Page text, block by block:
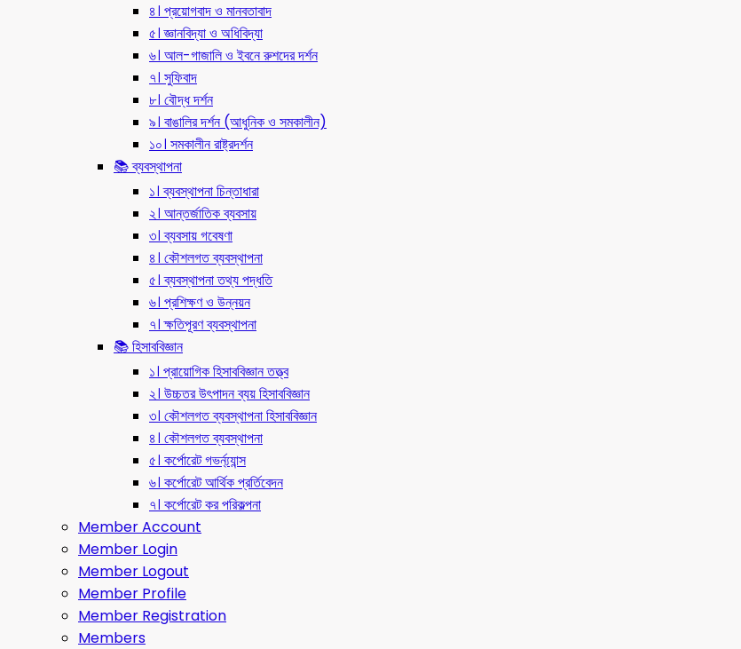
৪। প্রয়োগবাদ ও মানবতাবাদ
৫। জ্ঞানবিদ্যা ও অধিবিদ্যা
৬। আল-গাজালি ও ইবনে রুশদের দর্শন
৭। সুফিবাদ
৮। বৌদ্ধ দর্শন
৯। বাঙালির দর্শন (আধুনিক ও সমকালীন)
১০। সমকালীন রাষ্ট্রদর্শন
📚 ব্যবস্থাপনা
১। ব্যবস্থাপনা চিন্তাধারা
২। আন্তর্জাতিক ব্যবসায়
৩। ব্যবসায় গবেষণা
৪। কৌশলগত ব্যবস্থাপনা
৫। ব্যবস্থাপনা তথ্য পদ্ধতি
৬। প্রশিক্ষণ ও উন্নয়ন
৭। ক্ষতিপূরণ ব্যবস্থাপনা
📚 হিসাববিজ্ঞান
১। প্রায়োগিক হিসাববিজ্ঞান তত্ত্ব
২। উচ্চতর উৎপাদন ব্যয় হিসাববিজ্ঞান
৩। কৌশলগত ব্যবস্থাপনা হিসাববিজ্ঞান
৪। কৌশলগত ব্যবস্থাপনা
৫। কর্পোরেট গভর্ন্য্যান্স
৬। কর্পোরেট আর্থিক প্রর্তিবেদন
৭। কর্পোরেট কর পরিকল্পনা
Member Account
Member Login
Member Logout
Member Profile
Member Registration
Members